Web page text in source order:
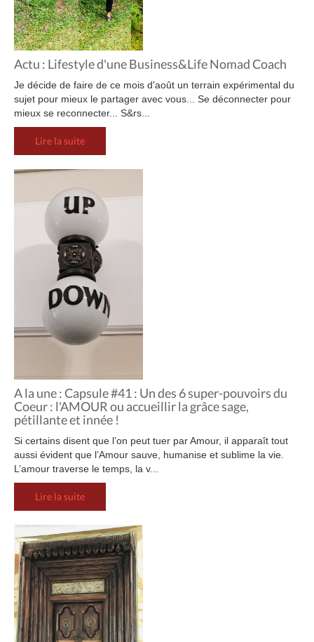
Actu : Lifestyle d'une Business&Life Nomad Coach
Je décide de faire de ce mois d'août un terrain expérimental du
sujet pour mieux le partager avec vous... Se déconnecter pour
mieux se reconnecter... S&rs...
Lire la suite
A la une : Capsule #41 : Un des 6 super-pouvoirs du
Coeur : l'AMOUR ou accueillir la grâce sage,
pétillante et innée !
Si certains disent que l’on peut tuer par Amour, il apparaît tout
aussi évident que l’Amour sauve, humanise et sublime la vie.
L’amour traverse le temps, la v...
Lire la suite